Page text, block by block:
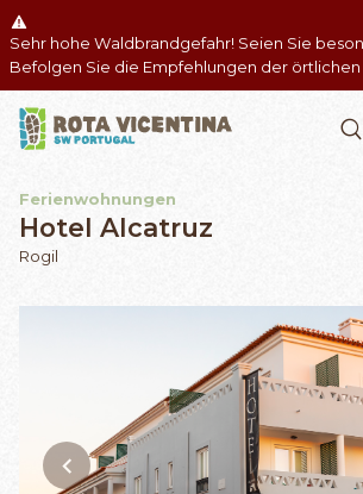
Sehr hohe Waldbrandgefahr! Seien Sie
Befolgen Sie die Empfehlungen der örtlichen
Ferienwohnungen
Hotel Alcatruz
Rogil